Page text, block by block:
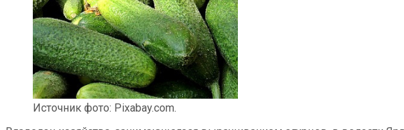
Источник фото: Pixabay.com.